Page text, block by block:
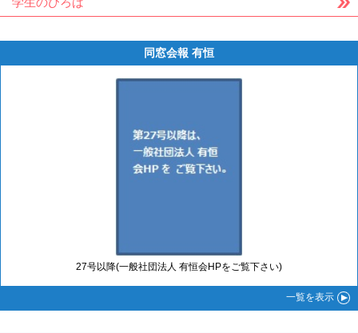
同窓会報 有恒
27号以降(一般社団法人 有恒会HPをご覧下さい)
一覧を表示